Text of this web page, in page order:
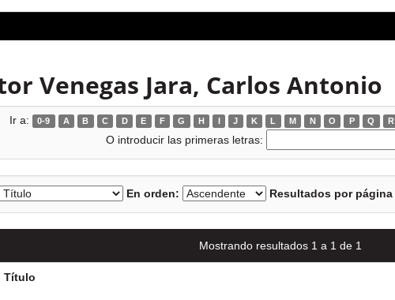
Venegas Jara, Carlos Antonio
Ir a: 0-9 A B C D E F G H I J K L M N O P Q R
O introducir las primeras letras:
En orden: Resultados por página
Mostrando resultados 1 a 1 de 1
Título